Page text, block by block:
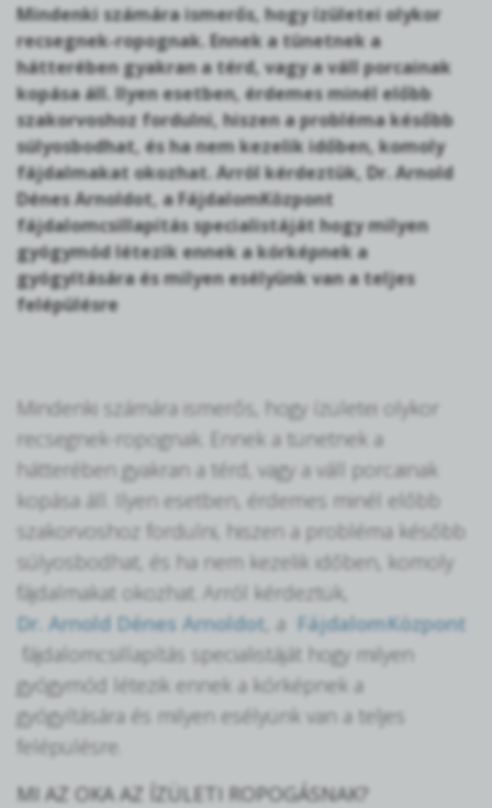
Mindenki számára ismerős, hogy ízületei olykor
recsegnek-ropognak. Ennek a tünetnek a
hátterében gyakran a térd, vagy a váll porcainak
kopása áll. Ilyen esetben, érdemes minél előbb
szakorvoshoz fordulni, hiszen a probléma később
súlyosbodhat, és ha nem kezelik időben, komoly
fájdalmakat okozhat. Arról kérdeztük, Dr. Arnold
Dénes Arnoldot, a FájdalomKözpont
fájdalomcsillapítás specialistáját hogy milyen
gyógymód létezik ennek a kórképnek a
gyógyítására és milyen esélyünk van a teljes
felépülésre
Mindenki számára ismerős, hogy ízületei olykor
recsegnek-ropognak. Ennek a tünetnek a
hátterében gyakran a térd, vagy a váll porcainak
kopása áll. Ilyen esetben, érdemes minél előbb
szakorvoshoz fordulni, hiszen a probléma később
súlyosbodhat, és ha nem kezelik időben, komoly
fájdalmakat okozhat. Arról kérdeztük,
Dr. Arnold Dénes Arnoldot , a FájdalomKözpont
fájdalomcsillapítás specialistáját hogy milyen
gyógymód létezik ennek a kórképnek a
gyógyítására és milyen esélyünk van a teljes
felépülésre.
MI AZ OKA AZ ÍZÜLETI ROPOGÁSNAK?